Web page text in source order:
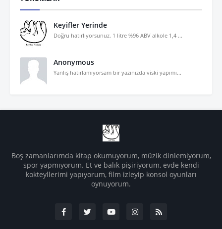
Keyifler Yerinde
Doğru hatırlıyorsunuz. 1 litre %96 ABV alkole 1,4 ...
Anonymous
Yanlış hatırlamıyorsam bir yazınızda viski yapımı...
Boş zamanlarımda kitap okumuyorum, müzik dinlemiyorum,
spor yapmıyorum. Et ve balık pişiriyorum, evde kendi
kokteyllerimi yapıyorum, film izleyip konsol oyunları
oynuyorum.